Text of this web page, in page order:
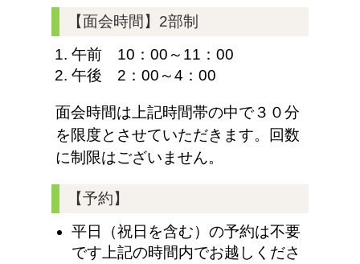
【面会時間】2部制
午前 10：00～11：00
午後 2：00～4：00
面会時間は上記時間帯の中で３０分
を限度とさせていただきます。回数
に制限はございません。
【予約】
平日（祝日を含む）の予約は不要
です上記の時間内でお越しくださ